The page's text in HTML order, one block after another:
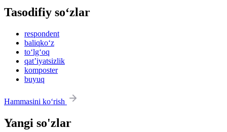
Tasodifiy so‘zlar
respondent
baliqko‘z
to‘lg‘oq
qatʼiyatsizlik
komposter
buyuq
Hammasini ko‘rish
Yangi so'zlar